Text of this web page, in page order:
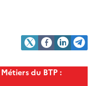
du BTP :